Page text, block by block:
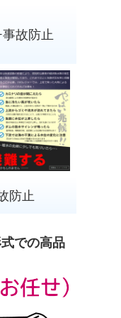
故防止
防止
での高品